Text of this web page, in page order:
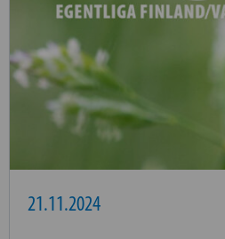
21.11.2024